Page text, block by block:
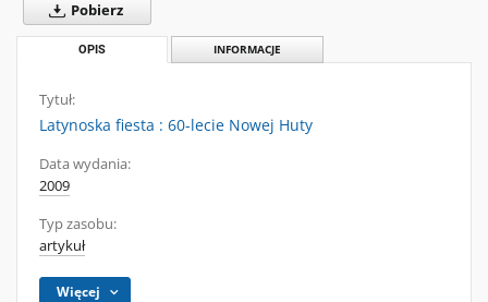
Pobierz
OPIS INFORMACJE
Tytuł:
Latynoska fiesta : 60-lecie Nowej Huty
Data wydania:
2009
Typ zasobu:
artykuł
Więcej